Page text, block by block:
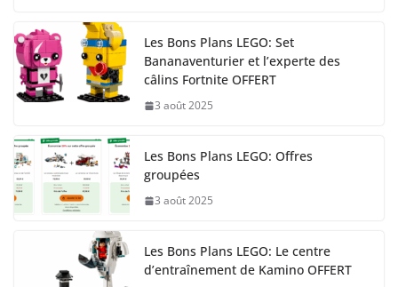
Les Bons Plans LEGO: Set
Bananaventurier et l’experte des
câlins Fortnite OFFERT
3 août 2025
Les Bons Plans LEGO: Offres
groupées
3 août 2025
Les Bons Plans LEGO: Le centre
d’entraînement de Kamino OFFERT